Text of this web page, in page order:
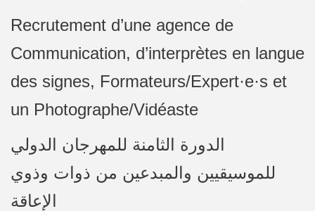
Recrutement d’une agence de
Communication, d’interprètes en langue
des signes, Formateurs/Expert·e·s et
un Photographe/Vidéaste
الدورة الثامنة للمهرجان الدولي
للموسيقيين والمبدعين من ذوات وذوي
الإعاقة